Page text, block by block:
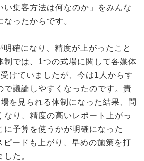
い集客方法は何なのか」をみんな
ったからです。
確になり、精度が上がったこと
制では、1つの式場に関して各媒体
けていましたが、今は1人からす
で議論しやすくなったのです。責
を見られる体制になった結果、問
なり、精度の高いレポート上がっ
に予算を使うかが明確になった
ードも上がり、早めの施策を打
た。